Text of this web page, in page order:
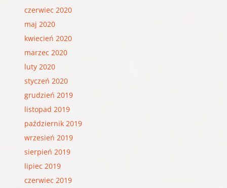
czerwiec 2020
maj 2020
kwiecień 2020
marzec 2020
luty 2020
styczeń 2020
grudzień 2019
listopad 2019
październik 2019
wrzesień 2019
sierpień 2019
lipiec 2019
czerwiec 2019